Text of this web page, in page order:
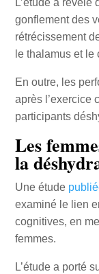
L’étude a
gonflement des
rétrécissement
le thalamus et le
En outre, les
après l’exercice
participants
Les
la
Une étude
examiné le lien
cognitives, en
femmes.
L’étude a porté